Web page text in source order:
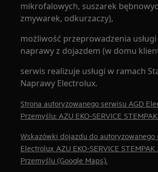
mikrofalowych, suszarek
zmywarek, odkurzaczy),
możliwość przeprowadzenia
naprawy z dojazdem (w domu
serwis realizuje usługi w ramach
Naprawy Electrolux.
Strona autoryzowanego serwisu AGD
Przemyślu: AZU EKO-SERVICE
Wskazówki dojazdu do autoryzowanego
Electrolux AZU EKO-SERVICE STEMPAK
Przemyślu (Google Maps).